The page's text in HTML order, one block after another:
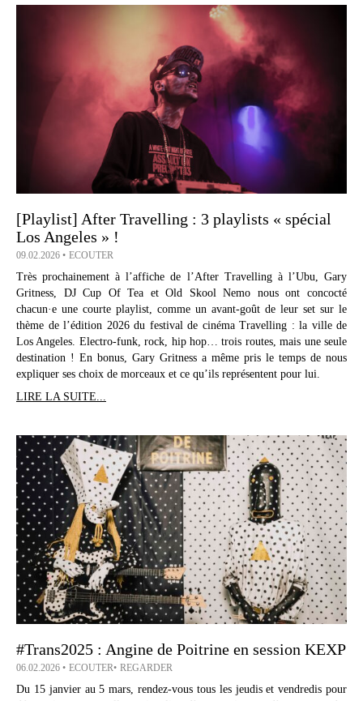
[Playlist] After Travelling : 3 playlists « spécial
Los Angeles » !
09.02.2026 ECOUTER
Très prochainement à l’affiche de l’After Travelling à l’Ubu, Gary
Gritness, DJ Cup Of Tea et Old Skool Nemo nous ont concocté
chacun·e une courte playlist, comme un avant-goût de leur set sur le
thème de l’édition 2026 du festival de cinéma Travelling : la ville de
Los Angeles. Electro-funk, rock, hip hop… trois routes, mais une seule
destination ! En bonus, Gary Gritness a même pris le temps de nous
expliquer ses choix de morceaux et ce qu’ils représentent pour lui.
LIRE LA SUITE...
#Trans2025 : Angine de Poitrine en session KEXP
06.02.2026 ECOUTER REGARDER
Du 15 janvier au 5 mars, rendez-vous tous les jeudis et vendredis pour